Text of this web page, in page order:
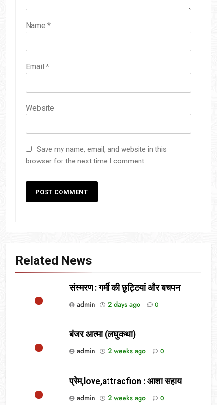
Name *
Email *
Website
Save my name, email, and website in this
browser for the next time I comment.
Related News
संस्मरण : गर्मी की छुट्टियां और बचपन
admin
2 days ago 0
बंजर आत्मा (लघुकथा)
admin
2 weeks ago 0
प्रेम,love,attracfion : आशा सहाय
admin
2 weeks ago 0